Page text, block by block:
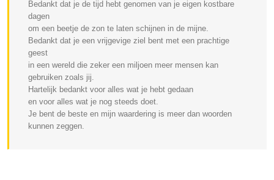
Bedankt dat je de tijd hebt genomen van je eigen kostbare
dagen
om een beetje de zon te laten schijnen in de mijne.
Bedankt dat je een vrijgevige ziel bent met een prachtige
geest
in een wereld die zeker een miljoen meer mensen kan
gebruiken zoals jij.
Hartelijk bedankt voor alles wat je hebt gedaan
en voor alles wat je nog steeds doet.
Je bent de beste en mijn waardering is meer dan woorden
kunnen zeggen.